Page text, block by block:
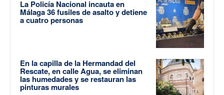
La Policía Nacional incauta en
Málaga 36 fusiles de asalto y detiene
a cuatro personas
En la capilla de la Hermandad del
Rescate, en calle Agua, se eliminan
las humedades y se restauran las
pinturas murales